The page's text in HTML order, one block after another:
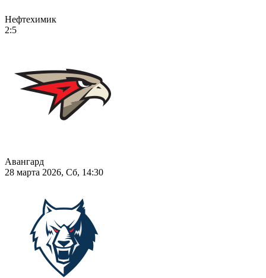
Нефтехимик
2:5
Авангард
28 марта 2026, Сб, 14:30